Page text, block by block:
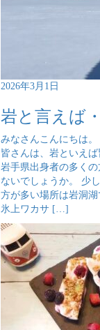
2026年3月1日
岩と言えば
みなさんこんにちは
皆さんは、岩といえ
岩手県出身者の多く
ないでしょうか。 少
方が多い場所は岩洞
氷上ワカサ […]